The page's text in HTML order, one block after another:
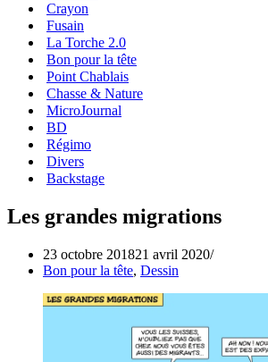
Crayon
Fusain
La Torche 2.0
Bon pour la tête
Point Chablais
Chasse & Nature
MicroJournal
BD
Régimo
Divers
Backstage
Les grandes migrations
23 octobre 201821 avril 2020
Bon pour la tête, Dessin